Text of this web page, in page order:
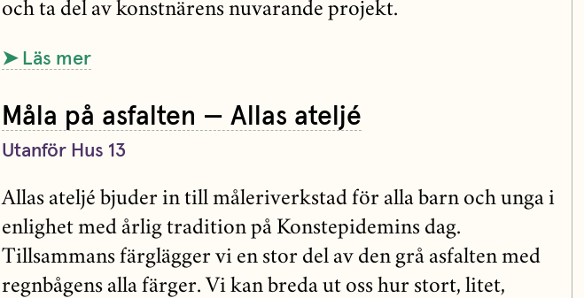
och ta del av konstnärens nuvarande projekt.
➤ Läs mer
Måla på asfalten — Allas ateljé
Utanför Hus 13
Allas ateljé bjuder in till måleriverkstad för alla barn och unga i
enlighet med årlig tradition på Konstepidemins dag.
Tillsammans färglägger vi en stor del av den grå asfalten med
regnbågens alla färger. Vi kan breda ut oss hur stort, litet,